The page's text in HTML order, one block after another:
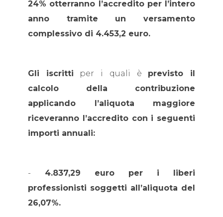
24% otterranno l’accredito per l’intero
anno tramite un versamento
complessivo di 4.453,2 euro.
Gli iscritti per i quali è previsto il
calcolo della contribuzione
applicando l’aliquota maggiore
riceveranno l’accredito con i seguenti
importi annuali:
- 4.837,29 euro per i liberi
professionisti soggetti all’aliquota del
26,07%.